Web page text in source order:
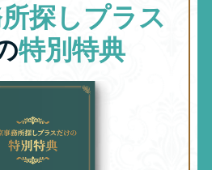
探しプラス
特別特典